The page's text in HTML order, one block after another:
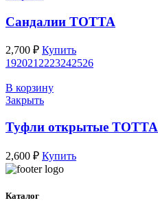
Сандалии ТОТТА
2,700 ₽ Купить
192021 2223242526
В корзину
Закрыть
Туфли открытые ТОТТА
2,600 ₽ Купить
Каталог